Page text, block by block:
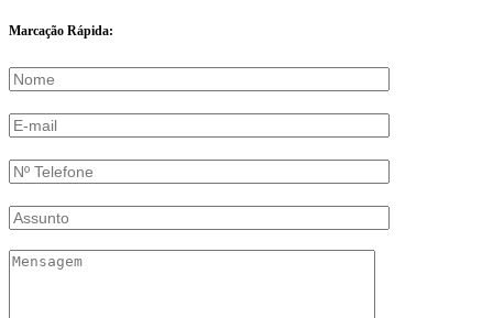
Marcação Rápida: